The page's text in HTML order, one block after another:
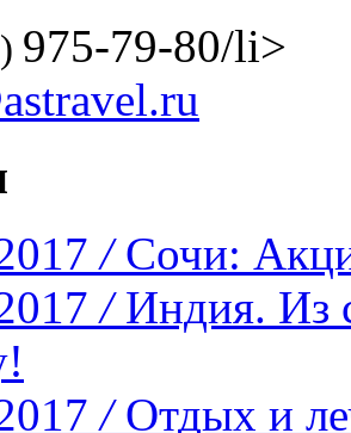
975-79-80/li>
/ Сочи:
/ Индия. Из
/ Отдых и